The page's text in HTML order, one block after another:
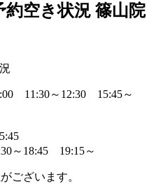
空き状況 篠山院
11:30～12:30 15:45～
～18:45 19:15～
ございます。